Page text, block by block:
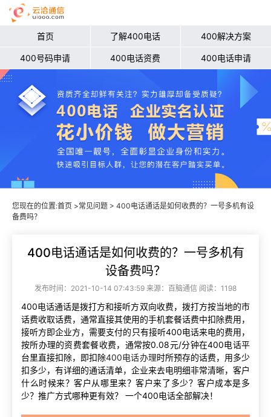
首页 了解400电话 400解决方案
400号码申请 400电话资费 400电话申请
您现在的位置:首页 >常见问题 > 400电话通话是如何收费的？一号多机有设
备费吗？
400电话通话是如何收费的？一号多机有
设备费吗？
发布时间：2021-10-14 07:43:59 来源：百脑通信 阅读：1198
400电话通话是拨打方和接听方双向收费，拨打方按当地的市
话费收取话费，通常直接其使用的手机套餐话费中扣除费用，
接听方即企业方，需要支付的只有接听400电话来电的费用，
按所办理的资费套餐收费，通常按0.08元/分钟在400电话平
台里直接扣除，即扣除400电话办理时所预存的话费，用多少
扣多少，有详细的通话清单，企业来去电明细非常清晰，客户
什么时候来？客户从哪里来？客户来了多少？客户成本是多
少？推广方式哪种更有效？ 一个400电话全部解决！